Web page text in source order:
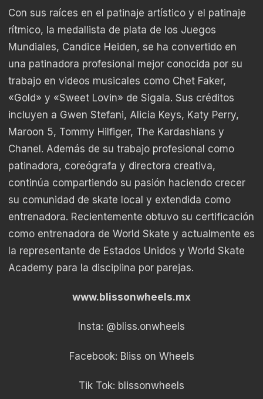
Con sus raíces en el patinaje artístico y el patinaje
rítmico, la medallista de plata de los Juegos
Mundiales, Candice Heiden, se ha convertido en
una patinadora profesional mejor conocida por su
trabajo en videos musicales como Chet Faker,
«Gold» y «Sweet Lovin» de Sigala. Sus créditos
incluyen a Gwen Stefani, Alicia Keys, Katy Perry,
Maroon 5, Tommy Hilfiger, The Kardashians y
Chanel. Además de su trabajo profesional como
patinadora, coreógrafa y directora creativa,
continúa compartiendo su pasión haciendo crecer
su comunidad de skate local y extendida como
entrenadora. Recientemente obtuvo su certificación
como entrenadora de World Skate y actualmente es
la representante de Estados Unidos y World Skate
Academy para la disciplina por parejas.
www.blissonwheels.mx
Insta: @bliss.onwheels
Facebook: Bliss on Wheels
Tik Tok: blissonwheels